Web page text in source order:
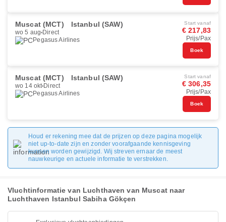
Muscat (MCT) Istanbul (SAW)
wo 5 aug Direct
Pegasus Airlines
Start vanaf
€ 217,83
Prijs/Pax
Boek
Muscat (MCT) Istanbul (SAW)
wo 14 okt Direct
Pegasus Airlines
Start vanaf
€ 306,35
Prijs/Pax
Boek
Houd er rekening mee dat de prijzen op deze pagina mogelijk
niet up-to-date zijn en zonder voorafgaande kennisgeving
kunnen worden gewijzigd. Wij streven ernaar de meest
nauwkeurige en actuele informatie te verstrekken.
Vluchtinformatie van Luchthaven van Muscat naar
Luchthaven Istanbul Sabiha Gökçen